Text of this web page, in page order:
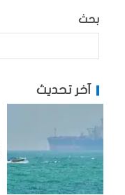
بحث
آخر تحديث